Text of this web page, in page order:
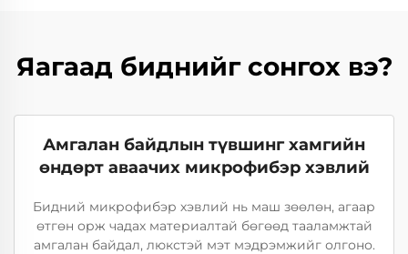
Яагаад биднийг сонгох вэ?
Амгалан байдлын түвшинг хамгийн
өндөрт аваачих микрофибэр хэвлий
Бидний микрофибэр хэвлий нь маш зөөлөн, агаар
өтгөн орж чадах материалтай бөгөөд тааламжтай
амгалан байдал, люкстэй мэт мэдрэмжийг олгоно.